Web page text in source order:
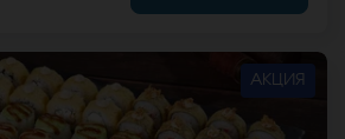
вид блюда может отличаться от
АКЦИЯ